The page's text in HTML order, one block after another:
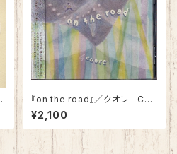
『on the road』／クオレ CD
【送料別】
¥2,100